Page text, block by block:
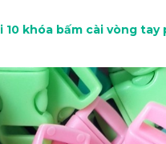
10 khóa bấm cài vòng tay